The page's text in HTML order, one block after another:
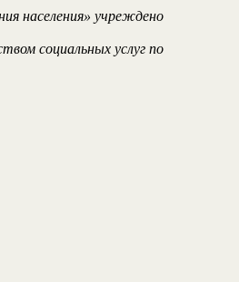
населения» учреждeно
социальных услуг по